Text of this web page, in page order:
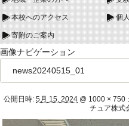
本校へのアクセス 個
寄附のご案内
画像ナビゲーション
news20240515_01
公開日時: 5月 15, 2024 @ 1000 × 750
チュア株式